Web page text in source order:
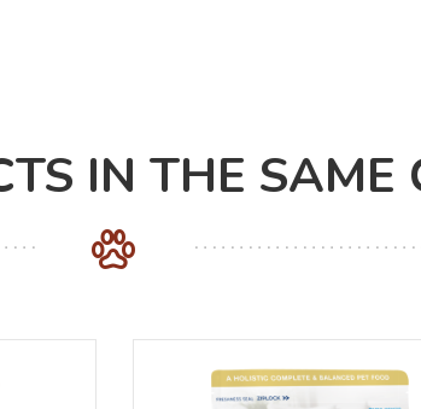
IN THE SAME